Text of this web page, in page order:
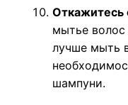
Откажитесь
мытье
лучше мыть
шампуни.